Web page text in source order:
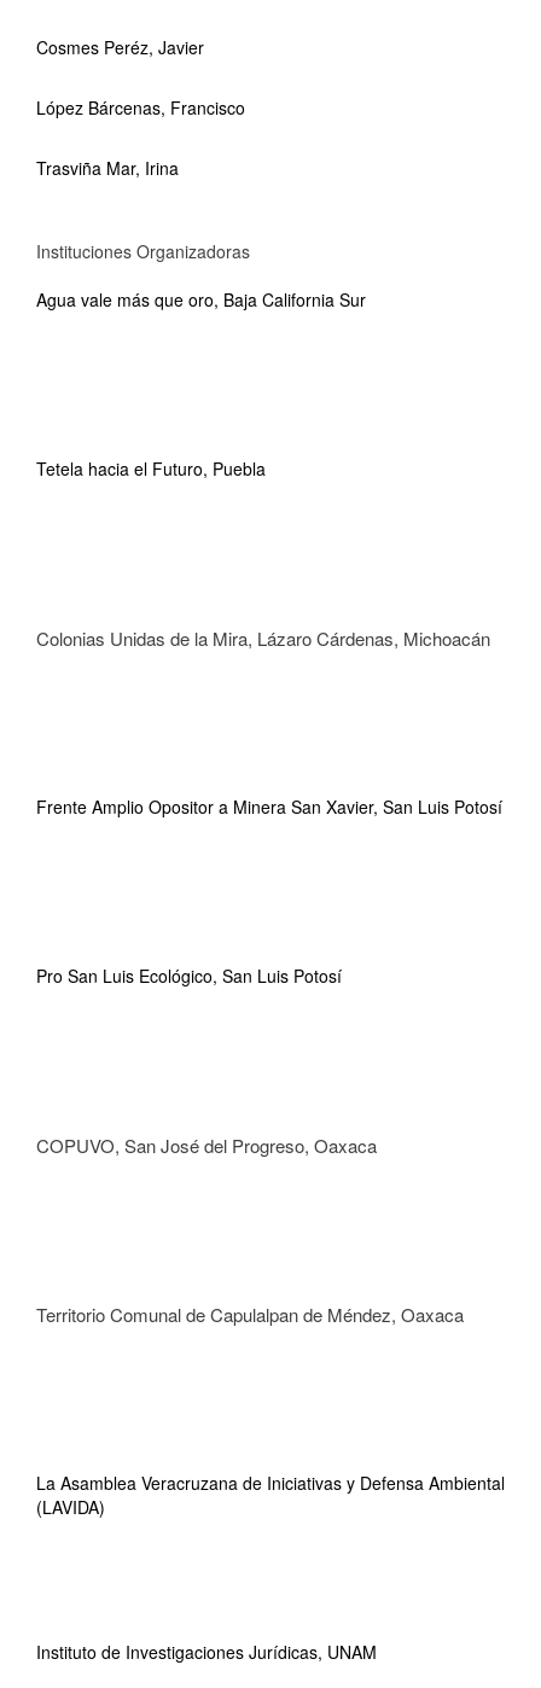
Cosmes Peréz, Javier
López Bárcenas, Francisco
Trasviña Mar, Irina
Instituciones Organizadoras
Agua vale más que oro, Baja California Sur
Tetela hacia el Futuro, Puebla
Colonias Unidas de la Mira, Lázaro Cárdenas, Michoacán
Frente Amplio Opositor a Minera San Xavier, San Luis Potosí
Pro San Luis Ecológico, San Luis Potosí
COPUVO, San José del Progreso, Oaxaca
Territorio Comunal de Capulalpan de Méndez, Oaxaca
La Asamblea Veracruzana de Iniciativas y Defensa Ambiental
(LAVIDA)
Instituto de Investigaciones Jurídicas, UNAM